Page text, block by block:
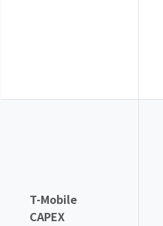
T-Mobile
CAPEX